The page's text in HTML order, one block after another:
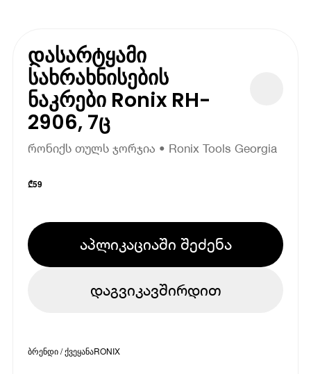
დასარტყამი
სახრახნისების
ნაკრები Ronix RH-
2906, 7ც
რონიქს თულს ჯორჯია • Ronix Tools Georgia
₾59
აპლიკაციაში შეძენა
დაგვიკავშირდით
ბრენდი / ქვეყანაRONIX